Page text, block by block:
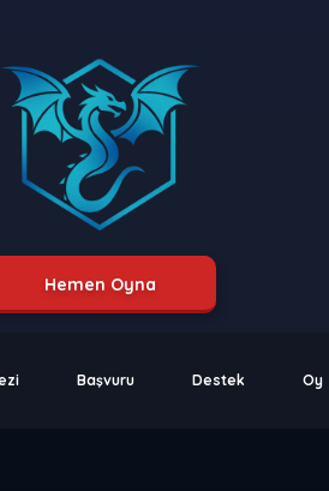
Hemen Oyna
Başvuru Destek Oy